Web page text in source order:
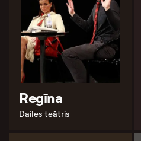
Regīna
Dailes teātris